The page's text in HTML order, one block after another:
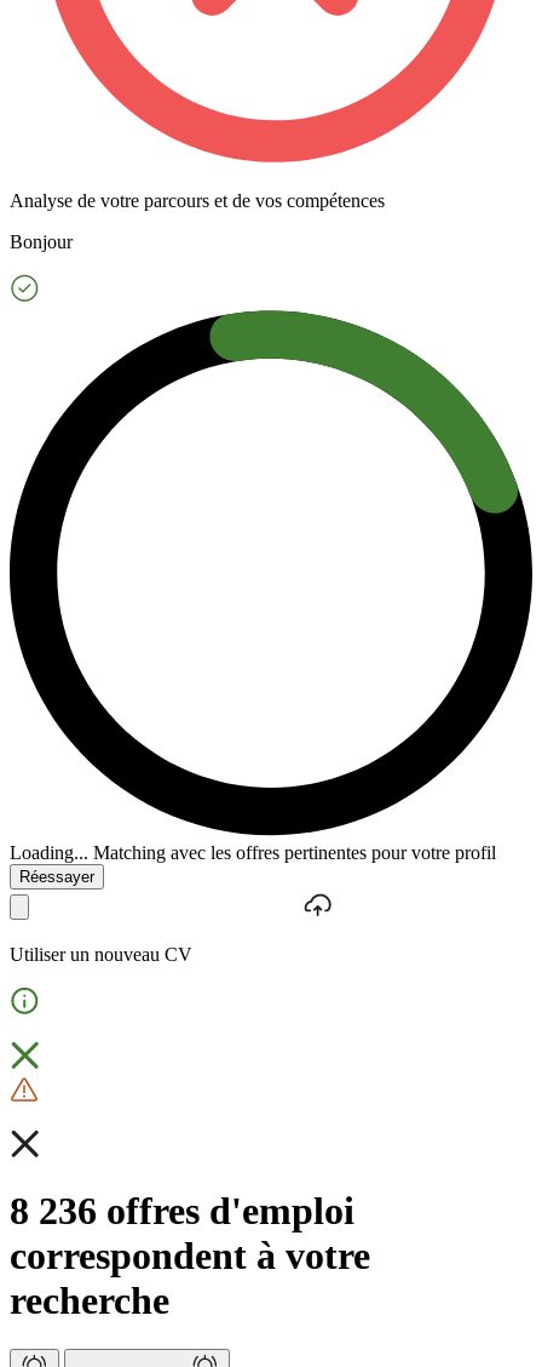
Analyse de votre parcours et de vos compétences
Bonjour
Loading... Matching avec les offres pertinentes pour votre profil
Réessayer
Utiliser un nouveau CV
8 236 offres d'emploi
correspondent à votre
recherche